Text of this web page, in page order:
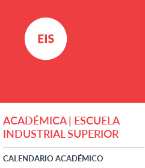
ACADÉMICA | ESCUELA
INDUSTRIAL SUPERIOR
CALENDARIO ACADÉMICO